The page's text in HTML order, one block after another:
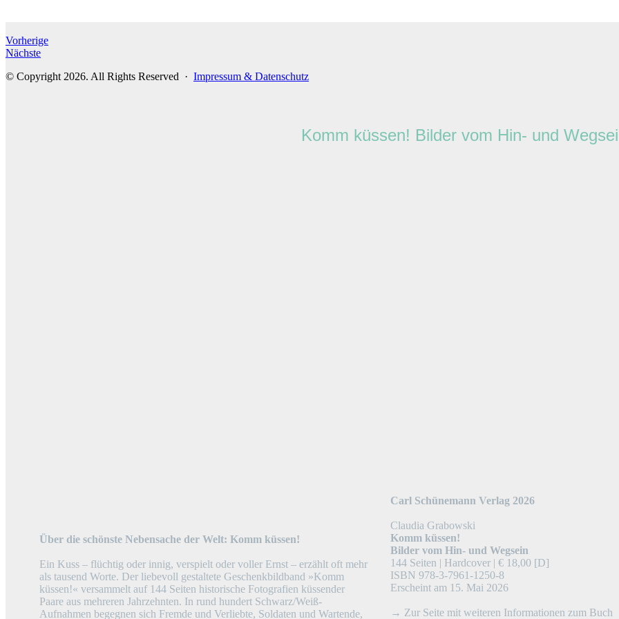
Vorherige
Nächste
© Copyright 2026. All Rights Reserved · Impressum & Datenschutz
Komm küssen! Bilder vom Hin- und
Über die schönste Nebensache der Welt: Komm küssen!
Ein Kuss – flüchtig oder innig, verspielt oder voller Ernst – erzählt oft mehr
als tausend Worte. Der liebevoll gestaltete Geschenkbildband »Komm
küssen!« versammelt auf 144 Seiten historische Fotografien küssender
Paare aus mehreren Jahrzehnten. In rund hundert Schwarz/Weiß-
Aufnahmen begegnen sich Fremde und Verliebte, Soldaten und Wartende,
Carl Schünemann Verlag 2026
Claudia Grabowski
Komm küssen!
Bilder vom Hin- und Wegsein
144 Seiten | Hardcover | € 18,00 [D]
ISBN 978-3-7961-1250-8
Erscheint am 15. Mai 2026
→ Zur Seite mit weiteren Informationen zum Buch